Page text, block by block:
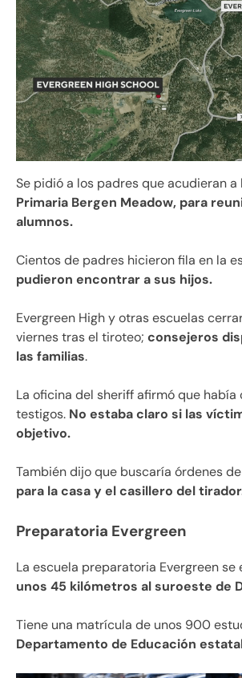
Se pidió a los padres que acudieran a
Primaria Bergen Meadow, para
alumnos.
Cientos de padres hicieron fila en la
pudieron encontrar a sus hijos.
Evergreen High y otras escuelas
viernes tras el tiroteo; consejeros
las familias.
La oficina del sheriff afirmó que había
testigos. No estaba claro si las
objetivo.
También dijo que buscaría órdenes
para la casa y el casillero del
Preparatoria Evergreen
La escuela preparatoria Evergreen se
unos 45 kilómetros al suroeste de
Tiene una matrícula de unos 900
Departamento de Educación